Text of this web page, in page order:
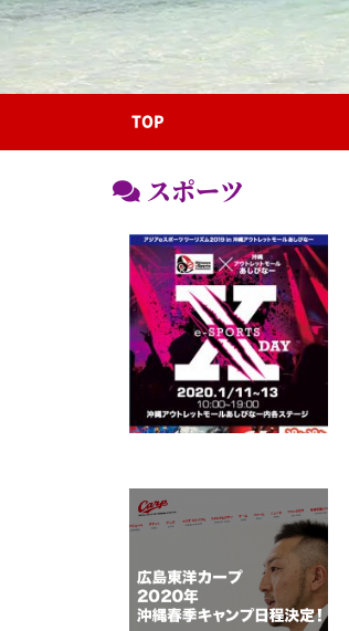
TOP
スポーツ